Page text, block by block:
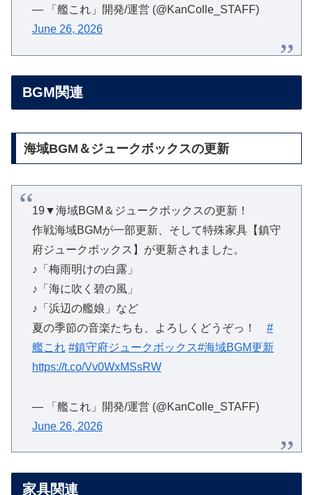
— 「艦これ」開発/運営 (@KanColle_STAFF)
June 26, 2026
BGM関連
海域BGM＆ジュークボックスの更新
19▼海域BGM＆ジュークボックスの更新！
作戦海域BGMが一部更新、そして特殊家具【鎮守
府ジュークボックス】が更新されました。
♪「梅雨明けの白露」
♪「海に吹く碧の風」
♪「浜辺の艦娘」など
夏の季節の音楽たちも、よろしくどうぞっ！ #
艦これ #鎮守府ジュークボックス#海域BGM更新
https://t.co/Vv0WxMSsRW
— 「艦これ」開発/運営 (@KanColle_STAFF)
June 26, 2026
家具関連